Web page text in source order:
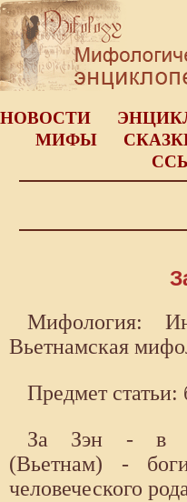
НОВОСТИ
МИФЫ
Мифология:
Вьетнамская
Предмет статьи:
За Зэн - в
(Вьетнам) -
человеческого